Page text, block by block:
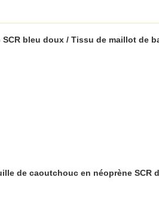
bleu doux / Tissu de maillot de
de caoutchouc en néoprène SCR